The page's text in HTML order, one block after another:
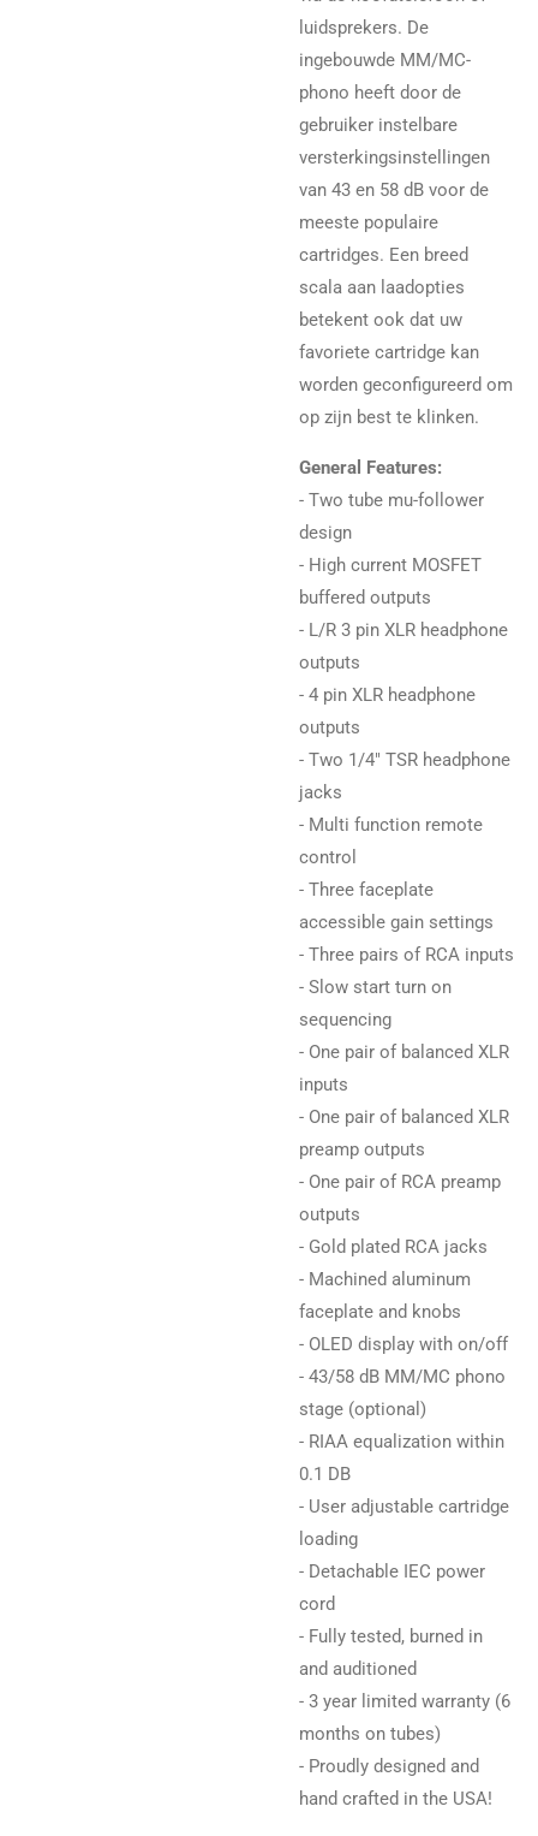
luidsprekers. De
ingebouwde MM/MC-
phono heeft door de
gebruiker instelbare
versterkingsinstellingen
van 43 en 58 dB voor de
meeste populaire
cartridges. Een breed
scala aan laadopties
betekent ook dat uw
favoriete cartridge kan
worden geconfigureerd om
op zijn best te klinken.
General Features:
- Two tube mu-follower
design
- High current MOSFET
buffered outputs
- L/R 3 pin XLR headphone
outputs
- 4 pin XLR headphone
outputs
- Two 1/4" TSR headphone
jacks
- Multi function remote
control
- Three faceplate
accessible gain settings
- Three pairs of RCA inputs
- Slow start turn on
sequencing
- One pair of balanced XLR
inputs
- One pair of balanced XLR
preamp outputs
- One pair of RCA preamp
outputs
- Gold plated RCA jacks
- Machined aluminum
faceplate and knobs
- OLED display with on/off
- 43/58 dB MM/MC phono
stage (optional)
- RIAA equalization within
0.1 DB
- User adjustable cartridge
loading
- Detachable IEC power
cord
- Fully tested, burned in
and auditioned
- 3 year limited warranty (6
months on tubes)
- Proudly designed and
hand crafted in the USA!